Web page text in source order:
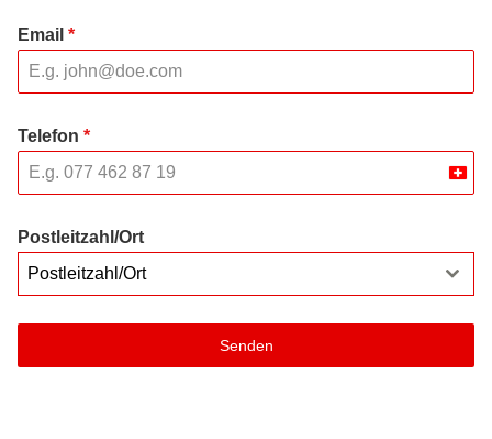
Email *
Telefon *
Postleitzahl/Ort
Postleitzahl/Ort
Senden